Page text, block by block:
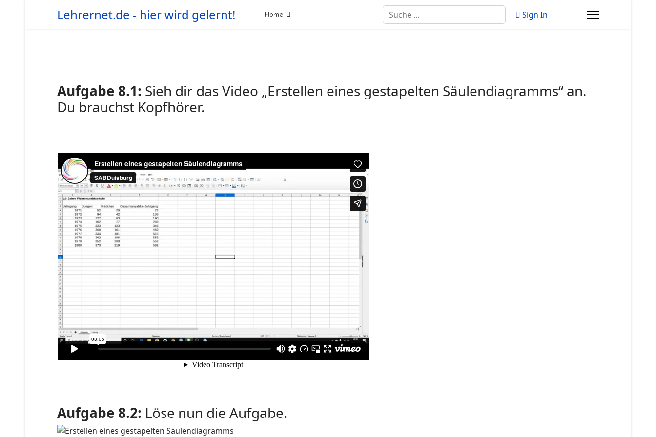
Lehrernet.de - hier wird gelernt! Home Suchen Sign In
Aufgabe 8.1: Sieh dir das Video „Erstellen eines gestapelten Säulendiagramms“ an.
Du brauchst Kopfhörer.
Aufgabe 8.2: Löse nun die Aufgabe.